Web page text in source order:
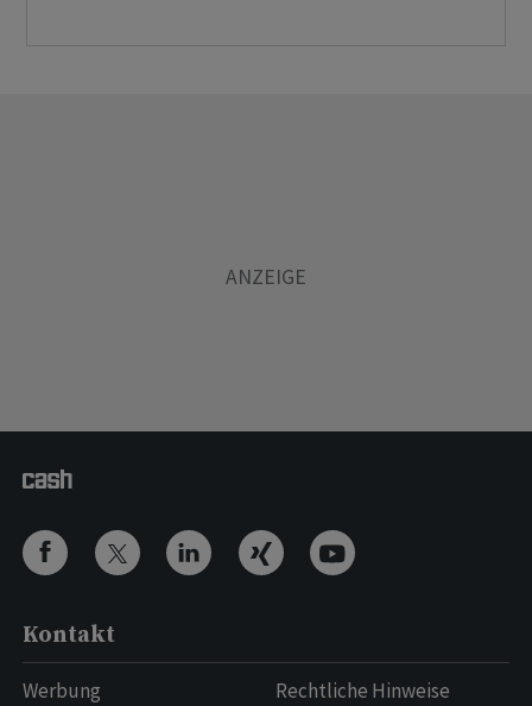
Kontakt
Werbung
Rechtliche Hinweise